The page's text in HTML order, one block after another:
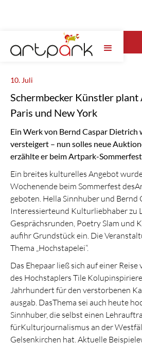
Wähle hier das artpark Jahr ...
10. Juli
Schermbecker Künstler
Paris und New York
Ein Werk von Bernd Caspar Dietrich
versteigert – nun solles neue
erzählte er beim Artpark-
Ein breites kulturelles Angebot
Wochenende beim Sommerfest
geboten. Hella Sinnhuber und Bernd
Interessierteund Kulturliebhaber zu
Gesprächsrunden, Poetry Slam und
aufihr Grundstück ein. Die
Thema „Hochstapelei“.
Das Ehepaar ließ sich auf einer
des Hochstaplers Tile
Jahrhundert für den verstorbenen
ausgab. DasThema sei auch heute
Sinnhuber, die selbst einen
fürKulturjournalismus an der
Gelsenkirchen hat. Aktuelle